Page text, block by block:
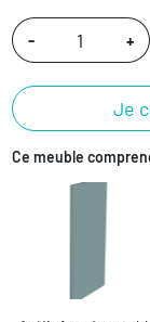
- +
Je
Ce meuble